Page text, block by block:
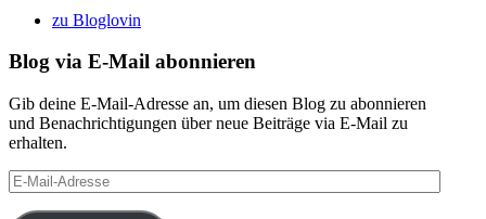
zu Bloglovin
Blog via E-Mail abonnieren
Gib deine E-Mail-Adresse an, um diesen Blog zu abonnieren
und Benachrichtigungen über neue Beiträge via E-Mail zu
erhalten.
E-
Mail-